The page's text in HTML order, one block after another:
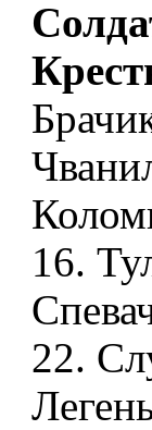
16.
22.